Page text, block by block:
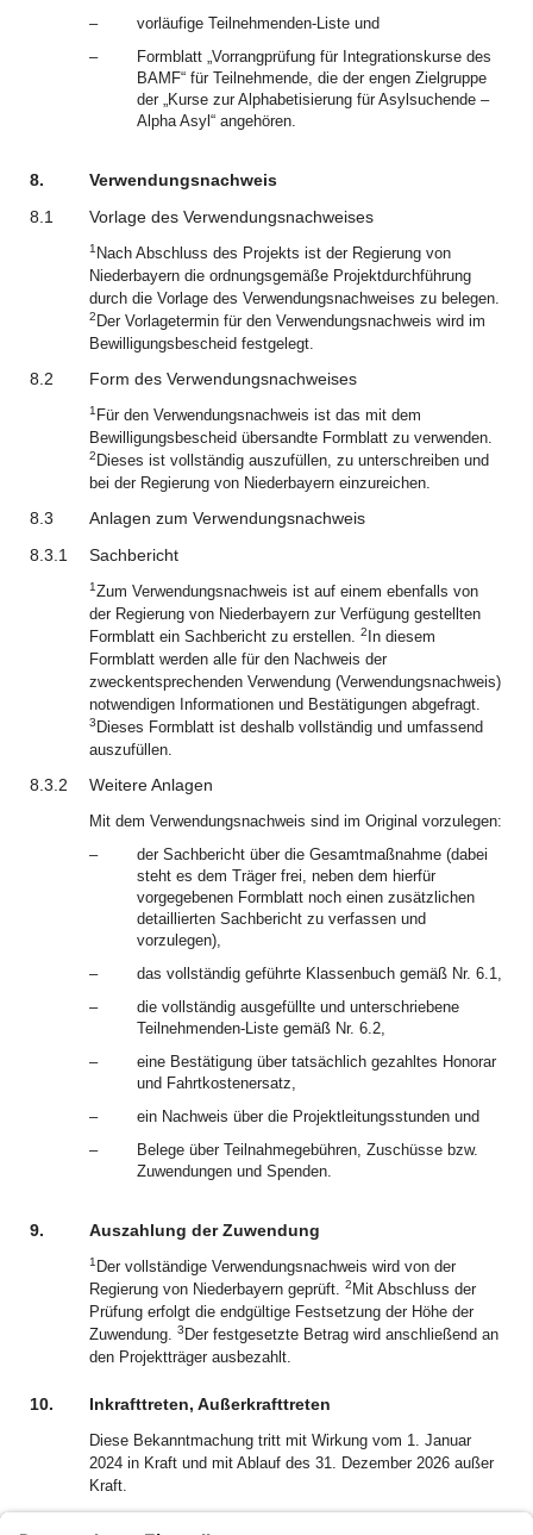
–
vorläufige Teilnehmenden-Liste und
–
Formblatt „Vorrangprüfung für Integrationskurse des
BAMF“ für Teilnehmende, die der engen Zielgruppe
der „Kurse zur Alphabetisierung für Asylsuchende –
Alpha Asyl“ angehören.
8.
Verwendungsnachweis
8.1
Vorlage des Verwendungsnachweises
1 Nach Abschluss des Projekts ist der Regierung von
Niederbayern die ordnungsgemäße Projektdurchführung
durch die Vorlage des Verwendungsnachweises zu belegen.
2 Der Vorlagetermin für den Verwendungsnachweis wird im
Bewilligungsbescheid festgelegt.
8.2 Form des Verwendungsnachweises
1 Für den Verwendungsnachweis ist das mit dem
Bewilligungsbescheid übersandte Formblatt zu verwenden.
2 Dieses ist vollständig auszufüllen, zu unterschreiben und
bei der Regierung von Niederbayern einzureichen.
8.3
Anlagen zum Verwendungsnachweis
8.3.1
Sachbericht
1Zum Verwendungsnachweis ist auf einem ebenfalls von
der Regierung von Niederbayern zur Verfügung gestellten
Formblatt ein Sachbericht zu erstellen. 2 In diesem
Formblatt werden alle für den Nachweis der
zweckentsprechenden Verwendung (Verwendungsnachweis)
notwendigen Informationen und Bestätigungen abgefragt.
3 Dieses Formblatt ist deshalb vollständig und umfassend
auszufüllen.
8.3.2 Weitere Anlagen
Mit dem Verwendungsnachweis sind im Original vorzulegen:
–
der Sachbericht über die Gesamtmaßnahme (dabei
steht es dem Träger frei, neben dem hierfür
vorgegebenen Formblatt noch einen zusätzlichen
detaillierten Sachbericht zu verfassen und
vorzulegen),
–
das vollständig geführte Klassenbuch gemäß Nr. 6.1,
–
die vollständig ausgefüllte und unterschriebene
Teilnehmenden-Liste gemäß Nr. 6.2,
–
eine Bestätigung über tatsächlich gezahltes Honorar
und Fahrtkostenersatz,
–
ein Nachweis über die Projektleitungsstunden und
–
Belege über Teilnahmegebühren, Zuschüsse bzw.
Zuwendungen und Spenden.
9. Auszahlung der Zuwendung
1 Der vollständige Verwendungsnachweis wird von der
Regierung von Niederbayern geprüft. 2 Mit Abschluss der
Prüfung erfolgt die endgültige Festsetzung der Höhe der
Zuwendung. 3 Der festgesetzte Betrag wird anschließend an
den Projektträger ausbezahlt.
10. Inkrafttreten, Außerkrafttreten
Diese Bekanntmachung tritt mit Wirkung vom 1. Januar
2024 in Kraft und mit Ablauf des 31. Dezember 2026 außer
Kraft.